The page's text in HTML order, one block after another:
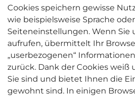
Cookies speichern gewisse
wie beispielsweise Sprache
Seiteneinstellungen. Wenn Sie
aufrufen, übermittelt Ihr
„userbezogenen“
zurück. Dank der Cookies weiß
Sie sind und bietet Ihnen die
gewohnt sind. In einigen